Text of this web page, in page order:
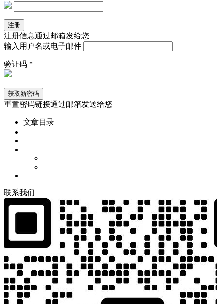
注册信息通过邮箱发给您
输入用户名或电子邮件
验证码 *
重置密码链接通过邮箱发送给您
文章目录
联系我们